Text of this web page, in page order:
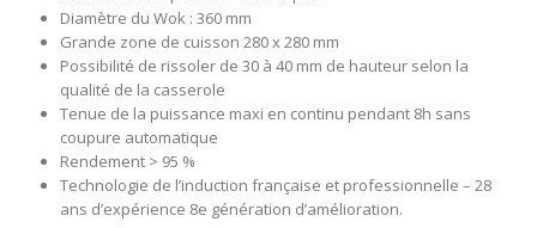
Diamètre du Wok : 360 mm
Grande zone de cuisson 280 x 280 mm
Possibilité de rissoler de 30 à 40 mm de hauteur selon la
qualité de la casserole
Tenue de la puissance maxi en continu pendant 8h sans
coupure automatique
Rendement > 95 %
Technologie de l’induction française et professionnelle – 28
ans d’expérience 8e génération d’amélioration.